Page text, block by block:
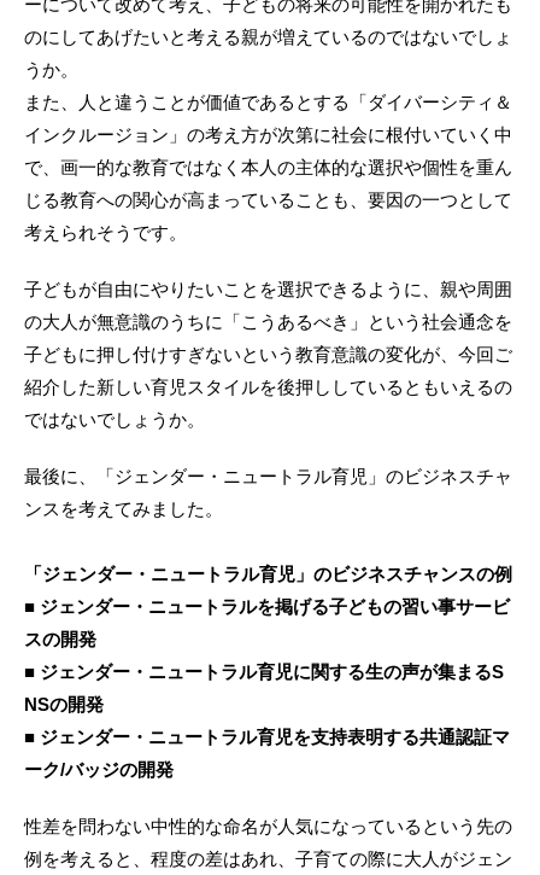
ーについて改めて考え、子どもの将来の可能性を開かれたも
のにしてあげたいと考える親が増えているのではないでしょ
うか。
また、人と違うことが価値であるとする「ダイバーシティ＆
インクルージョン」の考え方が次第に社会に根付いていく中
で、画一的な教育ではなく本人の主体的な選択や個性を重ん
じる教育への関心が高まっていることも、要因の一つとして
考えられそうです。
子どもが自由にやりたいことを選択できるように、親や周囲
の大人が無意識のうちに「こうあるべき」という社会通念を
子どもに押し付けすぎないという教育意識の変化が、今回ご
紹介した新しい育児スタイルを後押ししているともいえるの
ではないでしょうか。
最後に、「ジェンダー・ニュートラル育児」のビジネスチャ
ンスを考えてみました。
「ジェンダー・ニュートラル育児」のビジネスチャンスの例
■ ジェンダー・ニュートラルを掲げる子どもの習い事サービ
スの開発
■ ジェンダー・ニュートラル育児に関する生の声が集まるS
NSの開発
■ ジェンダー・ニュートラル育児を支持表明する共通認証マ
ーク/バッジの開発
性差を問わない中性的な命名が人気になっているという先の
例を考えると、程度の差はあれ、子育ての際に大人がジェン